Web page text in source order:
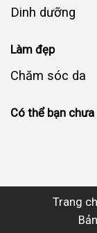
Dinh dưỡng
Làm đẹp
Chăm sóc da
Có thể bạn
Trang